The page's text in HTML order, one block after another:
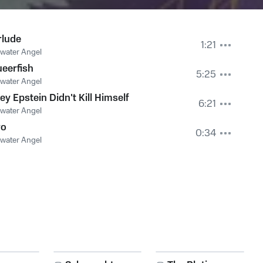
Angel
1:21
Angel
5:25
Epstein Didn't Kill Himself
Angel
6:21
Angel 0:34